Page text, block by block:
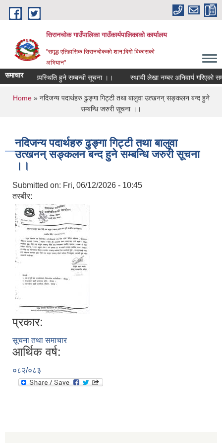
Skip to main content
सिरानचोक गाउँपालिका गाउँकार्यपालिकाको कार्यालय
"समृद्ध एतिहासिक सिरानचोकको शान:दिगो विकासको
अभियान"
समाचार उपस्थिति हुने सम्बन्धी सूचना ।। स्थायी लेखा नम्बर अनिवार्य गरिएको
You are here
Home» नदिजन्य पदार्थहरु ढुङ्गा गिट्टी तथा बालुवा उत्खनन् सङ्कलन बन्द हुने
सम्बन्धि जरुरी सूचना ।।
नदिजन्य पदार्थहरु ढुङ्गा गिट्टी तथा बालुवा
उत्खनन् सङ्कलन बन्द हुने सम्बन्धि जरुरी सूचना
।।
Submitted on: Fri, 06/12/2026 - 10:45
तस्बीर:
प्रकार:
सूचना तथा समाचार
आर्थिक वर्ष:
०८२/०८३